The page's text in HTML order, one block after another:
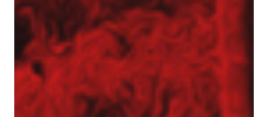
Palisády
Štětovnice – Larsenovy stěny
Zemní kotvy
Infiltrační bariéry a injektáž zeminy
Bariéry DMS